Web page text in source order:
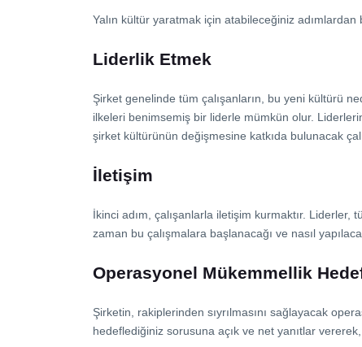
Yalın kültür yaratmak için atabileceğiniz adımlardan
Liderlik Etmek
Şirket genelinde tüm çalışanların, bu yeni kültürü
ilkeleri benimsemiş bir liderle mümkün olur.
şirket kültürünün değişmesine katkıda bulunacak
İletişim
İkinci adım, çalışanlarla iletişim kurmaktır. Liderler,
zaman bu çalışmalara başlanacağı ve nasıl
Operasyonel Mükemmellik
Şirketin, rakiplerinden sıyrılmasını sağlayacak
hedeflediğiniz sorusuna açık ve net yanıtlar